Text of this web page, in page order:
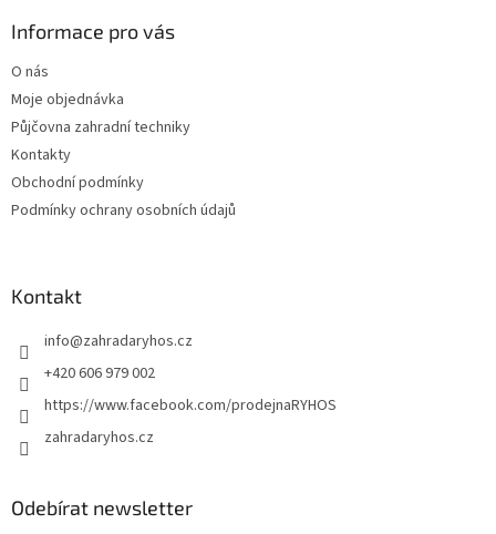
Informace pro vás
O nás
Moje objednávka
Půjčovna zahradní techniky
Kontakty
Obchodní podmínky
Podmínky ochrany osobních údajů
Kontakt
info@zahradaryhos.cz
+420 606 979 002
https://www.facebook.com/prodejnaRYHOS
zahradaryhos.cz
Odebírat newsletter